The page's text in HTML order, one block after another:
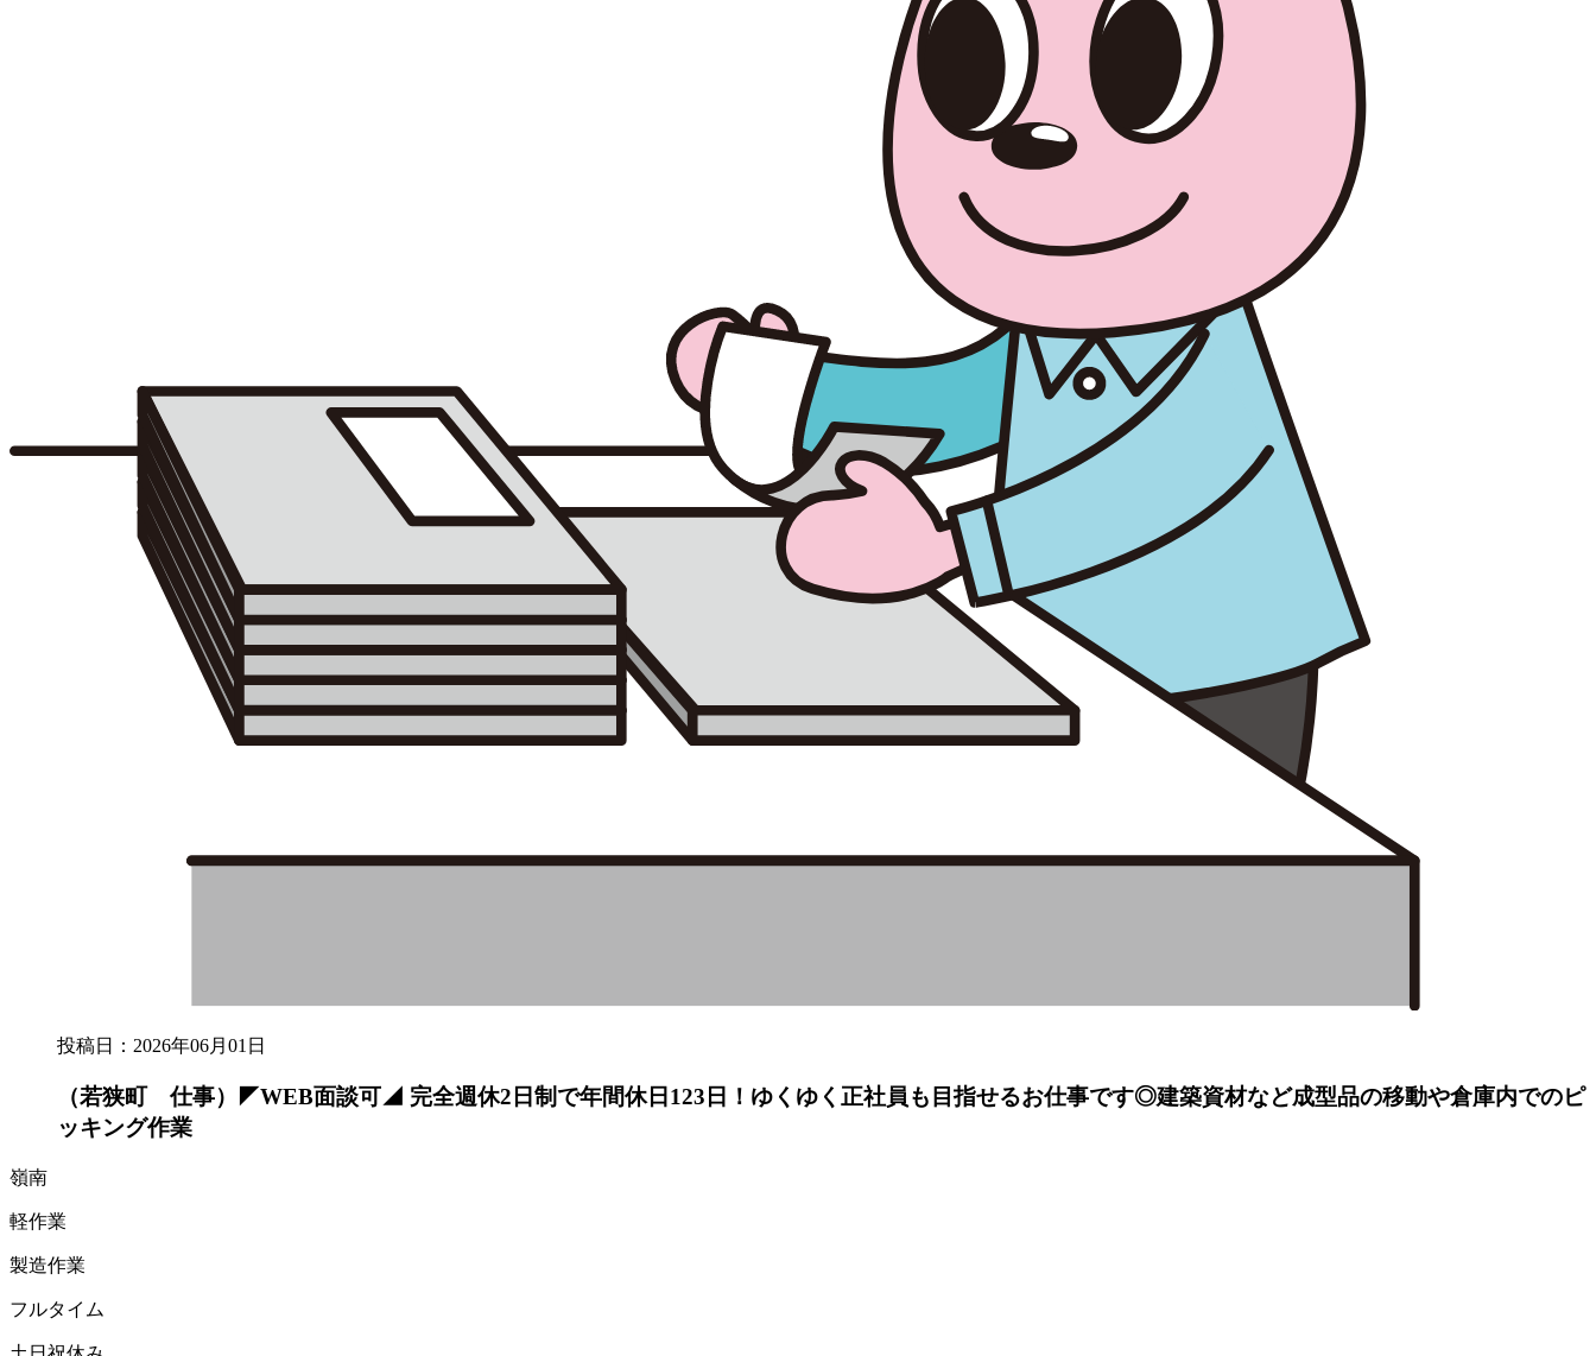
投稿日：2026年06月01日
（若狭町 仕事）◤WEB面談可◢ 完全週休2日制で年間休日123日！ゆくゆく正社員も目指せるお仕事です◎建築資材など成型品の移動や倉庫内でのピ
ッキング作業
嶺南
軽作業
製造作業
フルタイム